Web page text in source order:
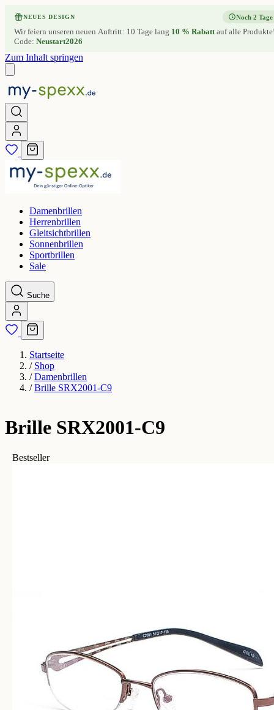
NEUES DESIGN
Wir feiern unseren neuen Auftritt: 10 Tage lang 10 % Rabattauf alle
Code: Neustart2026
Noch 2 Tage
Zum Inhalt springen
Damenbrillen
Herrenbrillen
Gleitsichtbrillen
Sonnenbrillen
Sportbrillen
Sale
Suche
Startseite
/ Shop
/ Damenbrillen
/ Brille SRX2001-C9
Brille SRX2001-C9
Bestseller